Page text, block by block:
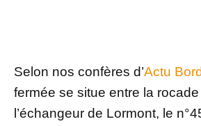
Selon nos confères d’Actu
fermée se situe entre la
l’échangeur de Lormont, le